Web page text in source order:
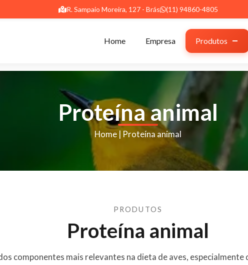
R. Sampaio Moreira, 127 - Brás (11) 94860-4805
Home Empresa Produtos
Proteína animal
Home | Proteína animal
PRODUTOS
Proteína animal
componentes mais relevantes na dieta de aves,